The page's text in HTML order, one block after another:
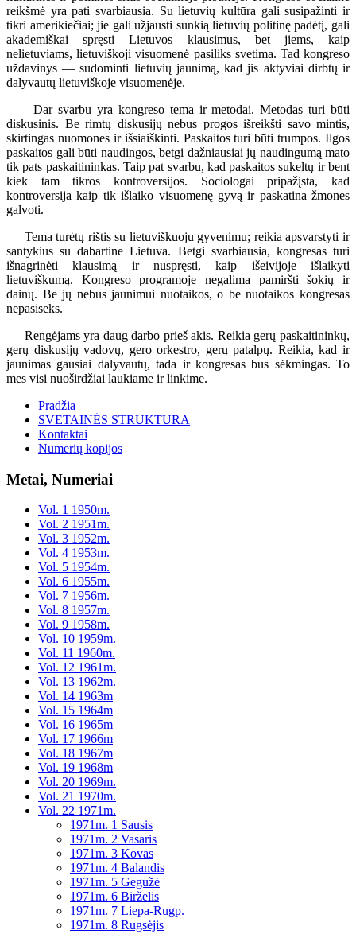
reikšmė yra pati svarbiausia. Su lietuvių kultūra gali susipažinti ir
tikri amerikiečiai; jie gali užjausti sunkią lietuvių politinę padėtį, gali
akademiškai spręsti Lietuvos klausimus, bet jiems, kaip
nelietuviams, lietuviškoji visuomenė pasiliks svetima. Tad kongreso
uždavinys — sudominti lietuvių jaunimą, kad jis aktyviai dirbtų ir
dalyvautų lietuviškoje visuomenėje.
Dar svarbu yra kongreso tema ir metodai. Metodas turi būti
diskusinis. Be rimtų diskusijų nebus progos išreikšti savo mintis,
skirtingas nuomones ir išsiaiškinti. Paskaitos turi būti trumpos. Ilgos
paskaitos gali būti naudingos, betgi dažniausiai jų naudingumą mato
tik pats paskaitininkas. Taip pat svarbu, kad paskaitos sukeltų ir bent
kiek tam tikros kontroversijos. Sociologai pripažįsta, kad
kontroversija kaip tik išlaiko visuomenę gyvą ir paskatina žmones
galvoti.
Tema turėtų rištis su lietuviškuoju gyvenimu; reikia apsvarstyti ir
santykius su dabartine Lietuva. Betgi svarbiausia, kongresas turi
išnagrinėti klausimą ir nuspręsti, kaip išeivijoje išlaikyti
lietuviškumą. Kongreso programoje negalima pamiršti šokių ir
dainų. Be jų nebus jaunimui nuotaikos, o be nuotaikos kongresas
nepasiseks.
Rengėjams yra daug darbo prieš akis. Reikia gerų paskaitininkų,
gerų diskusijų vadovų, gero orkestro, gerų patalpų. Reikia, kad ir
jaunimas gausiai dalyvautų, tada ir kongresas bus sėkmingas. To
mes visi nuoširdžiai laukiame ir linkime.
Pradžia
SVETAINĖS STRUKTŪRA
Kontaktai
Numerių kopijos
Metai, Numeriai
Vol. 1 1950m.
Vol. 2 1951m.
Vol. 3 1952m.
Vol. 4 1953m.
Vol. 5 1954m.
Vol. 6 1955m.
Vol. 7 1956m.
Vol. 8 1957m.
Vol. 9 1958m.
Vol. 10 1959m.
Vol. 11 1960m.
Vol. 12 1961m.
Vol. 13 1962m.
Vol. 14 1963m
Vol. 15 1964m
Vol. 16 1965m
Vol. 17 1966m
Vol. 18 1967m
Vol. 19 1968m
Vol. 20 1969m.
Vol. 21 1970m.
Vol. 22 1971m.
1971m. 1 Sausis
1971m. 2 Vasaris
1971m. 3 Kovas
1971m. 4 Balandis
1971m. 5 Gegužė
1971m. 6 Birželis
1971m. 7 Liepa-Rugp.
1971m. 8 Rugsėjis